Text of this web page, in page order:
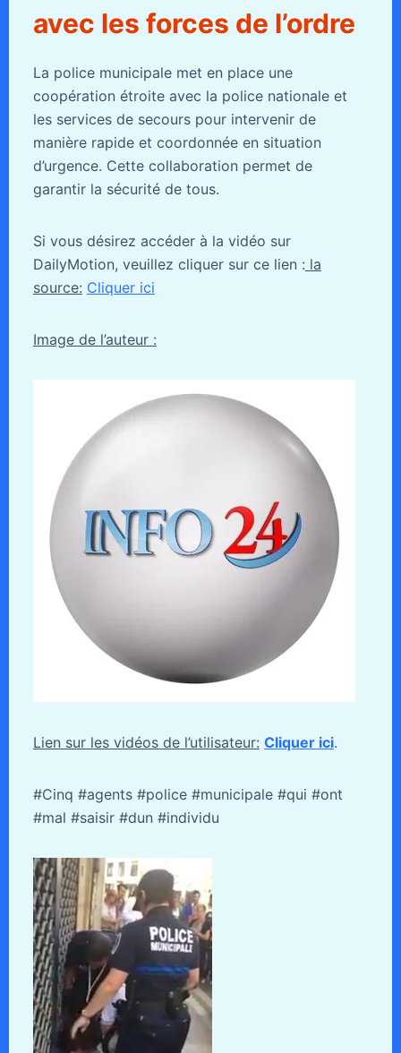
avec les forces de l’ordre
La police municipale met en place une
coopération étroite avec la police nationale et
les services de secours pour intervenir de
manière rapide et coordonnée en situation
d’urgence. Cette collaboration permet de
garantir la sécurité de tous.
Si vous désirez accéder à la vidéo sur
DailyMotion, veuillez cliquer sur ce lien : la
source: Cliquer ici
Image de l’auteur :
Lien sur les vidéos de l’utilisateur: Cliquer ici.
#Cinq #agents #police #municipale #qui #ont
#mal #saisir #dun #individu